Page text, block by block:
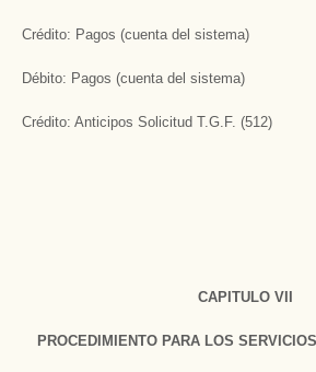
Crédito: Pagos (cuenta del sistema)
Débito: Pagos (cuenta del sistema)
Crédito: Anticipos Solicitud T.G.F. (512)
CAPITULO VII
PROCEDIMIENTO PARA LOS